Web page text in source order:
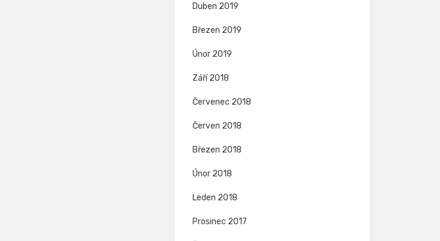
Duben 2019
Březen 2019
Únor 2019
Září 2018
Červenec 2018
Červen 2018
Březen 2018
Únor 2018
Leden 2018
Prosinec 2017